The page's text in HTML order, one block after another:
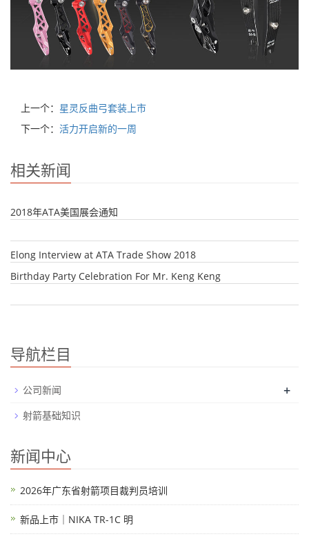
上一个： 星灵反曲弓套装上市
下一个： 活力开启新的一周
相关新闻
2018年ATA美国展会通知
Elong Interview at ATA Trade Show 2018
Birthday Party Celebration For Mr. Keng Keng
导航栏目
公司新闻 +
射箭基础知识
新闻中心
2026年广东省射箭项目裁判员培训
新品上市｜NIKA TR-1C 明